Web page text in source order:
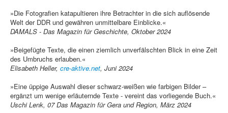
»Die Fotografien katapultieren ihre Betrachter in die sich auflösende
Welt der DDR und gewähren unmittelbare Einblicke.«
DAMALS - Das Magazin für Geschichte, Oktober 2024
»Beigefügte Texte, die einen ziemlich unverfälschten Blick in eine Zeit
des Umbruchs erlauben.«
Elisabeth Heller, cre-aktive.net, Juni 2024
»Eine üppige Auswahl dieser schwarz-weißen wie farbigen Bilder –
ergänzt um wenige erläuternde Texte - vereint das vorliegende Buch.«
Uschi Lenk, 07 Das Magazin für Gera und Region, März 2024